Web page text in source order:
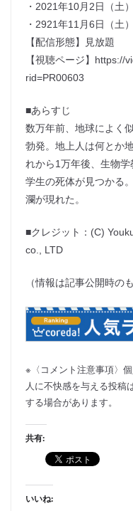
・2021年10月2日（土
・2921年11月6日（土
【配信形態】見放題
【視聴ページ】
rid=PR00603
■あらすじ
数万年前、地球によく
勃発。地上人は何とか
れから1万年後、生物
学生の死体が見つかる
瀾が現れた。
■クレジット：(C)
co., LTD
（情報は記事公開時の
※〈コメント注意事項〉
人に不快感を与える投稿
する場合があります。
共有:
いいね: